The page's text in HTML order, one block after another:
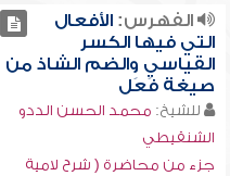
الفهرس:الأفعال
التي فيها الكسر
القياسي والضم الشاذ من
صيغة فَعَل
للشيخ: محمد الحسن الددو
الشنقيطي
جزء من محاضرة ( شرح لامية